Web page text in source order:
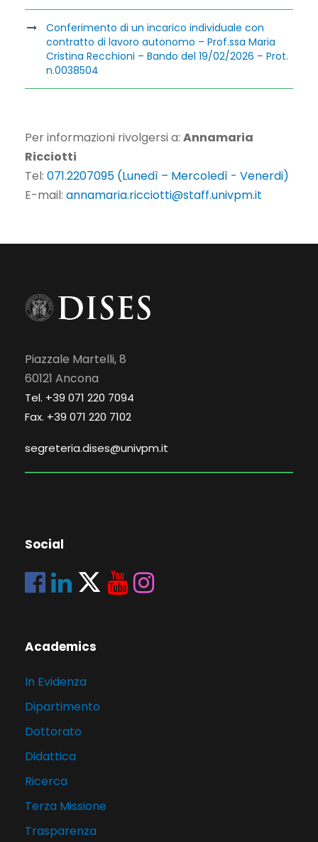
Conferimento di un incarico individuale con
contratto di lavoro autonomo – Prof.ssa Maria
Cristina Recchioni – Bando del 19/02/2026 – Prot.
n.0038504
Per informazioni rivolgersi a: Annamaria
Ricciotti
Tel: 071.2207095 (Lunedì – Mercoledì - Venerdi)
E-mail: annamaria.ricciotti@staff.univpm.it
Piazzale Martelli, 8
60121 Ancona
Tel. +39 071 220 7094
Fax. +39 071 220 7102
segreteria.dises@univpm.it
Social
Academics
In Evidenza
Dipartimento
Dottorato
Didattica
Ricerca
Terza Missione
Trasparenza